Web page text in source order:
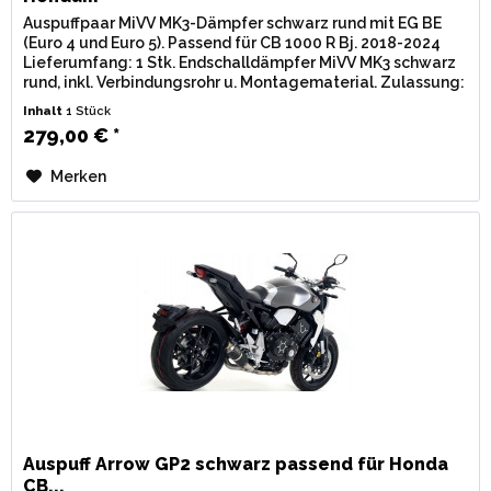
Auspuffpaar MiVV MK3-Dämpfer schwarz rund mit EG BE
(Euro 4 und Euro 5). Passend für CB 1000 R Bj. 2018-2024
Lieferumfang: 1 Stk. Endschalldämpfer MiVV MK3 schwarz
rund, inkl. Verbindungsrohr u. Montagematerial. Zulassung:
EG / BE...
Inhalt1 Stück
279,00 € *
Merken
Auspuff Arrow GP2 schwarz passend für Honda
CB...